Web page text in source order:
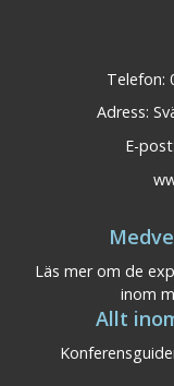
Telefon:
Adress:
E-post:
Läs mer om de
inom
Allt